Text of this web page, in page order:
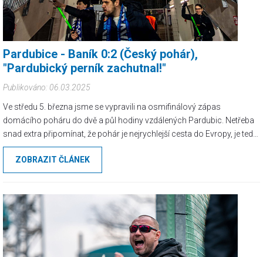
Pardubice - Baník 0:2 (Český pohár),
"Pardubický perník zachutnal!"
Publikováno: 06.03.2025
Ve středu 5. března jsme se vypravili na osmifinálový zápas
domácího poháru do dvě a půl hodiny vzdálených Pardubic. Netřeba
snad extra připomínat, že pohár je nejrychlejší cesta do Evropy, je tedy
na místě brát jej zcela vážně od prvního kopnutí do míče! Jeho
důležitost jsme rozhodně jako fanoušci potvrdili, když bylo možné
ohlásit, že sektor hostí je zcela vyprodán a další vstupenky je možné
ZOBRAZIT ČLÁNEK